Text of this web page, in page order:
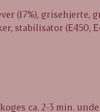
(17%), grisehjerte,
stabilisator (E450,
ca. 2-3 min.